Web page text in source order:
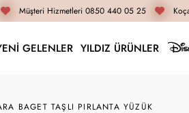
Müşteri Hizmetleri 0850 440 05 25
GELENLER YILDIZ ÜRÜNLER
BAGET TAŞLI PIRLANTA YÜZÜK